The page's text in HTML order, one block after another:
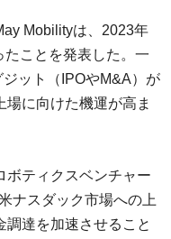
Mobilityは、2023年
ことを発表した。一
ット（IPOやM&A）が
に向けた機運が高ま
ボティクスベンチャー
ナスダック市場への上
達を加速させること